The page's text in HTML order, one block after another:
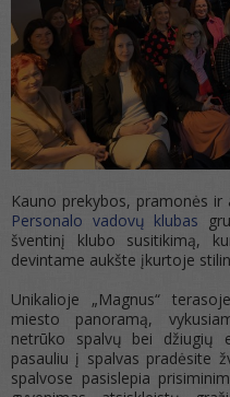
Kauno prekybos, pramonės ir
Personalo vadovų klubas
šventinį klubo susitikimą,
devintame aukšte įkurtoje
Unikalioje „Magnus“
miesto panoramą,
netrūko spalvų bei džiugių
pasauliu į spalvas pradėsite
spalvose pasislepia